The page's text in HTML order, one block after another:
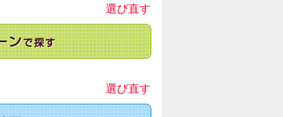
選び直す
選び直す